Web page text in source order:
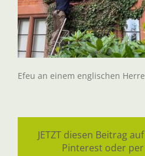
Efeu an einem englischen
JETZT diesen Beitrag
Pinterest oder per